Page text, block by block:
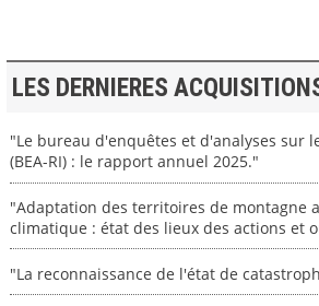
LES DERNIERES
"Le bureau d'enquêtes et d'analyses sur
(BEA-RI) : le rapport annuel 2025."
"Adaptation des territoires de montagne
climatique : état des lieux des actions et
"La reconnaissance de l'état de